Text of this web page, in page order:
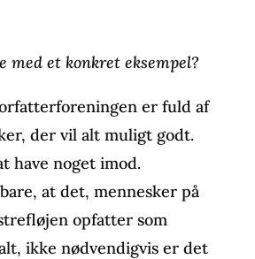
med et konkret eksempel?
er fuld af
der vil alt muligt godt.
have noget imod.
at det, mennesker på
opfatter som
ikke nødvendigvis er det